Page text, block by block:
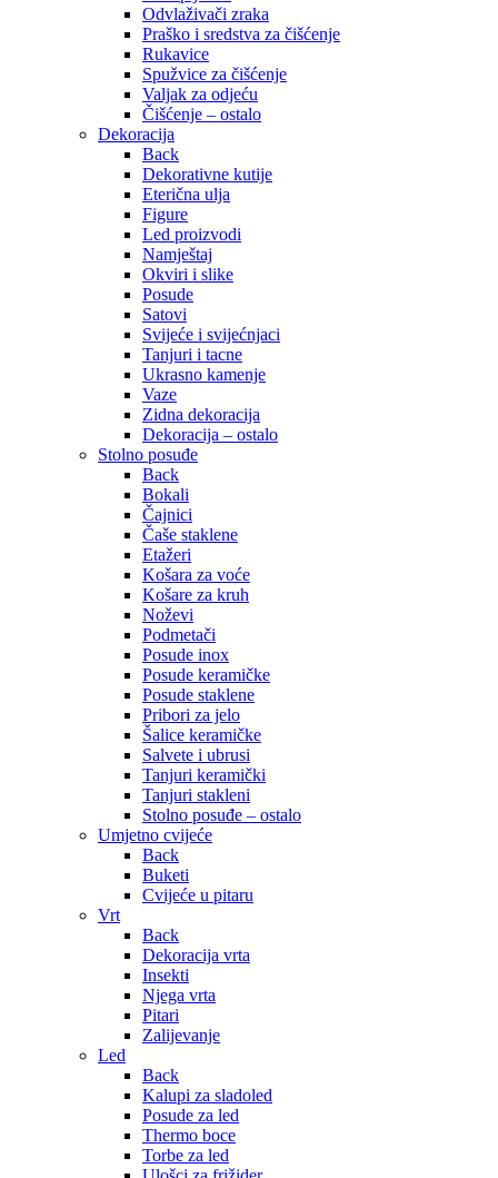
Odvlaživači zraka
Praško i sredstva za čišćenje
Rukavice
Spužvice za čišćenje
Valjak za odjeću
Čišćenje – ostalo
Dekoracija
Back
Dekorativne kutije
Eterična ulja
Figure
Led proizvodi
Namještaj
Okviri i slike
Posude
Satovi
Svijeće i svijećnjaci
Tanjuri i tacne
Ukrasno kamenje
Vaze
Zidna dekoracija
Dekoracija – ostalo
Stolno posuđe
Back
Bokali
Čajnici
Čaše staklene
Etažeri
Košara za voće
Košare za kruh
Noževi
Podmetači
Posude inox
Posude keramičke
Posude staklene
Pribori za jelo
Šalice keramičke
Salvete i ubrusi
Tanjuri keramički
Tanjuri stakleni
Stolno posuđe – ostalo
Umjetno cvijeće
Back
Buketi
Cvijeće u pitaru
Vrt
Back
Dekoracija vrta
Insekti
Njega vrta
Pitari
Zalijevanje
Led
Back
Kalupi za sladoled
Posude za led
Thermo boce
Torbe za led